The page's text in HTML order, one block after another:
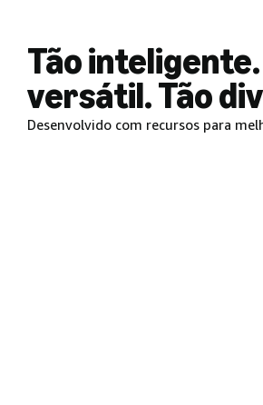
Tão
versátil. Tão
Desenvolvido com recursos para